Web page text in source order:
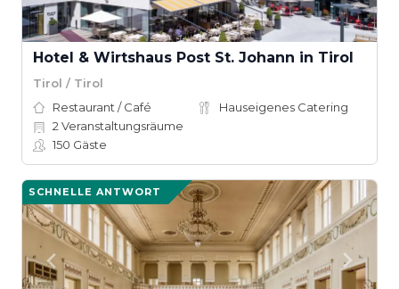
Hotel & Wirtshaus Post St. Johann in Tirol
Tirol / Tirol
Restaurant / Café
Hauseigenes Catering
2 Veranstaltungsräume
150 Gäste
SCHNELLE ANTWORT